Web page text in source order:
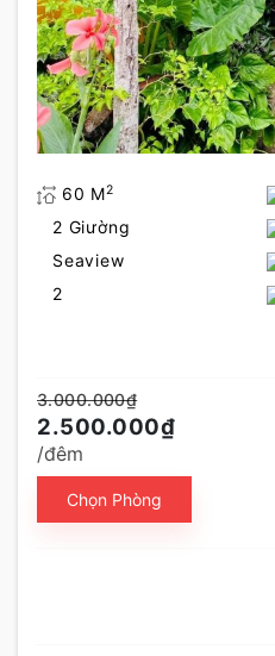
60 M2
2 Giường
Seaview
2
3.000.000₫
2.500.000₫
/đêm
Chọn Phòng